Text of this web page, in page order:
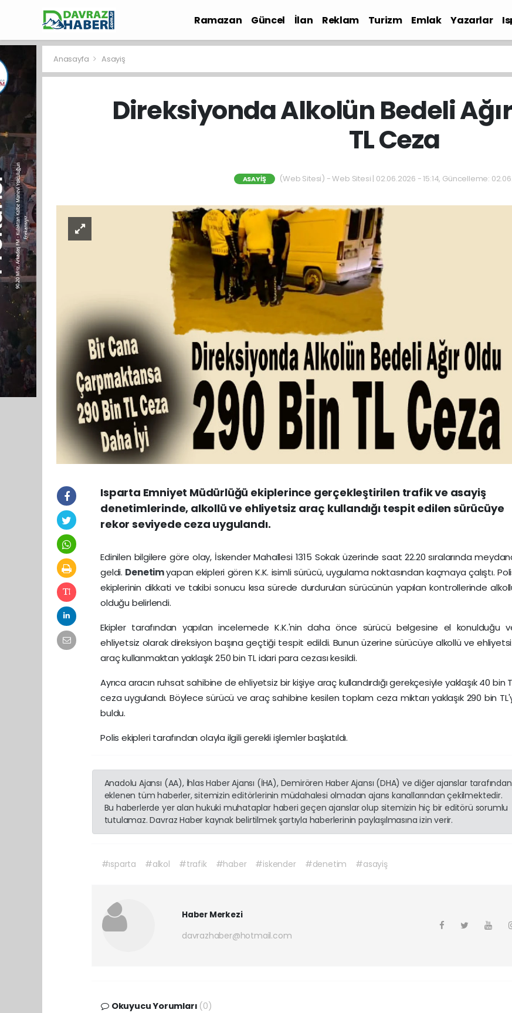
Ramazan Güncel İlan Reklam Turizm Emlak Yazarlar
Anasayfa Asayiş
Direksiyonda Alkolün Bedeli
TL Ceza
ASAYIŞ (Web Sitesi) - Web Sitesi | 02.06.2026 - 15:14, Güncelleme:
Isparta Emniyet Müdürlüğü ekiplerince gerçekleştirilen trafik ve asayiş
denetimlerinde, alkollü ve ehliyetsiz araç kullandığı tespit edilen sürücüye
rekor seviyede ceza uygulandı.
Edinilen bilgilere göre olay, İskender Mahallesi 1315 Sokak üzerinde saat 22.20 sıralarında
geldi. Denetimyapan ekipleri gören K.K. isimli sürücü, uygulama noktasından kaçmaya çalıştı.
ekiplerinin dikkati ve takibi sonucu kısa sürede durdurulan sürücünün yapılan kontrollerinde
olduğu belirlendi.
Ekipler tarafından yapılan incelemede K.K.'nin daha önce sürücü belgesine el konulduğu
ehliyetsiz olarak direksiyon başına geçtiği tespit edildi. Bunun üzerine sürücüye alkollü ve
araç kullanmaktan yaklaşık 250 bin TL idari para cezası kesildi.
Ayrıca aracın ruhsat sahibine de ehliyetsiz bir kişiye araç kullandırdığı gerekçesiyle yaklaşık 40 bin
ceza uygulandı. Böylece sürücü ve araç sahibine kesilen toplam ceza miktarı yaklaşık 290 bin
buldu.
Polis ekipleri tarafından olayla ilgili gerekli işlemler başlatıldı.
Anadolu Ajansı (AA), İhlas Haber Ajansı (İHA), Demirören Haber Ajansı (DHA) ve diğer ajanslar tarafından
eklenen tüm haberler, sitemizin editörlerinin müdahalesi olmadan ajans kanallarından çekilmektedir.
Bu haberlerde yer alan hukuki muhataplar haberi geçen ajanslar olup sitemizin hiç bir editörü sorumlu
tutulamaz. Davraz Haber kaynak belirtilmek şartıyla haberlerinin paylaşılmasına izin verir.
#ısparta #alkol #trafik #haber #iskender #denetim #asayiş
Haber Merkezi
davrazhaber@hotmail.com
Okuyucu Yorumları (0)